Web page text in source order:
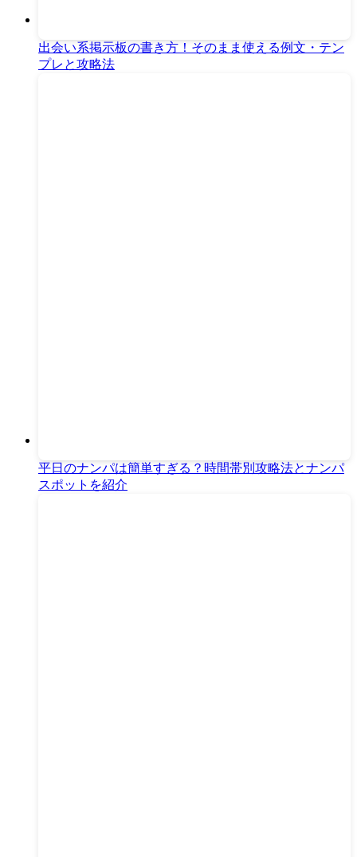
出会い系掲示板の書き方！そのまま使える例文・テン
プレと攻略法
平日のナンパは簡単すぎる？時間帯別攻略法とナンパ
スポットを紹介